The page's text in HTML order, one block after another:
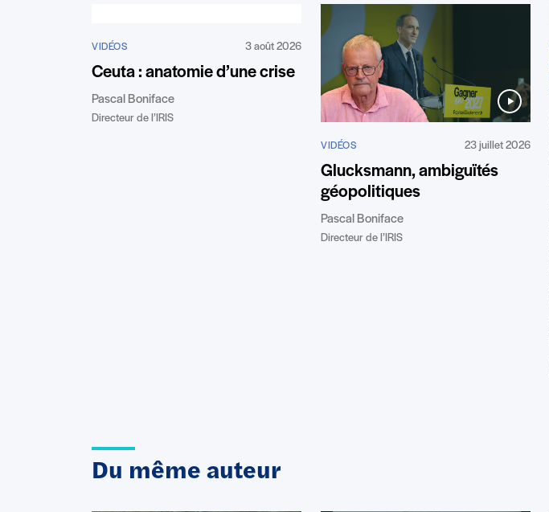
VIDÉOS 3 août 2026
Ceuta : anatomie d’une crise
Pascal Boniface
Directeur de l’IRIS
VIDÉOS 23 juillet 2026
Glucksmann, ambiguïtés
géopolitiques
Pascal Boniface
Directeur de l’IRIS
Du même auteur